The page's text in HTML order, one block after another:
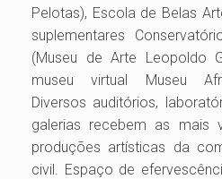
Pelotas), Escola de Belas
suplementares
(Museu de Arte Leopoldo
museu virtual Museu
Diversos auditórios,
galerias recebem as mais
produções artísticas da
civil. Espaço de